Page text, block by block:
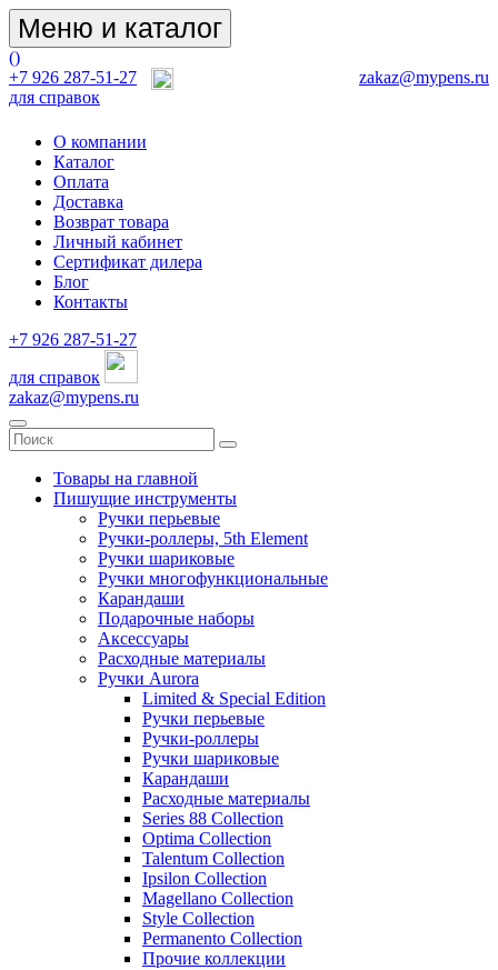
Меню и каталог
()
+7 926 287-51-27
для справок
zakaz@mypens.ru
О компании
Каталог
Оплата
Доставка
Возврат товара
Личный кабинет
Сертификат дилера
Блог
Контакты
+7 926 287-51-27
для справок
zakaz@mypens.ru
Товары на главной
Пишущие инструменты
Ручки перьевые
Ручки-роллеры, 5th Element
Ручки шариковые
Ручки многофункциональные
Карандаши
Подарочные наборы
Аксессуары
Расходные материалы
Ручки Aurora
Limited & Special Edition
Ручки перьевые
Ручки-роллеры
Ручки шариковые
Карандаши
Расходные материалы
Series 88 Collection
Optima Collection
Talentum Collection
Ipsilon Collection
Magellano Collection
Style Collection
Permanento Collection
Прочие коллекции